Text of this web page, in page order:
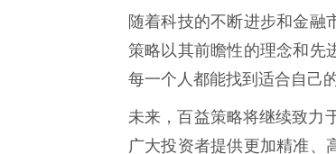
随着科技的不断进步和金融
策略以其前瞻性的理念和先
每一个人都能找到适合自己
未来，百益策略将继续致力
广大投资者提供更加精准、